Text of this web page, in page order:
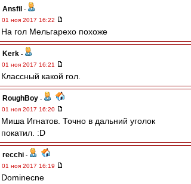
Ansfil -
01 ноя 2017 16:22
На гол Мельгарехо похоже
Kerk -
01 ноя 2017 16:21
Классный какой гол.
RoughBoy -
01 ноя 2017 16:20
Миша Игнатов. Точно в дальний уголок
покатил. :D
recchi -
01 ноя 2017 16:19
Dominecne